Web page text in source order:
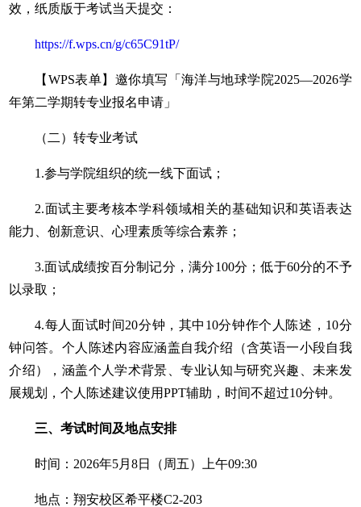
效，纸质版于考试当天提交：
https://f.wps.cn/g/c65C91tP/
【WPS表单】邀你填写「海洋与地球学院2025—2026学
年第二学期转专业报名申请」
（二）转专业考试
1.参与学院组织的统一线下面试；
2.面试主要考核本学科领域相关的基础知识和英语表达
能力、创新意识、心理素质等综合素养；
3.面试成绩按百分制记分，满分100分；低于60分的不予
以录取；
4.每人面试时间20分钟，其中10分钟作个人陈述，10分
钟问答。个人陈述内容应涵盖自我介绍（含英语一小段自我
介绍），涵盖个人学术背景、专业认知与研究兴趣、未来发
展规划，个人陈述建议使用PPT辅助，时间不超过10分钟。
三、考试时间及地点安排
时间：2026年5月8日（周五）上午09:30
地点：翔安校区希平楼C2-203